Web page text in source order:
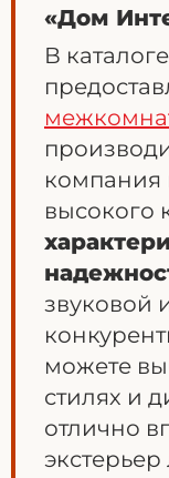
«Дом
В
компания
высокого
звуковой
можете
стилях и
отлично